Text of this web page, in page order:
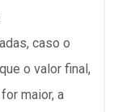
caso o
o valor final,
maior, a